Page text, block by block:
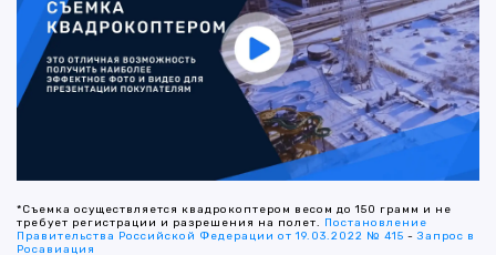
*Съемка осуществляется квадрокоптером весом до 150 грамм и не
требует регистрации и разрешения на полет. Постановление
Правительства Российской Федерации от 19.03.2022 № 415 -Запрос в
Росавиация